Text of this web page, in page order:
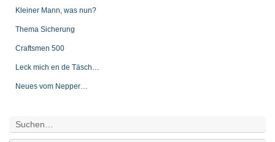
Kleiner Mann, was nun?
Thema Sicherung
Craftsmen 500
Leck mich en de Täsch…
Neues vom Nepper…
Suchen…